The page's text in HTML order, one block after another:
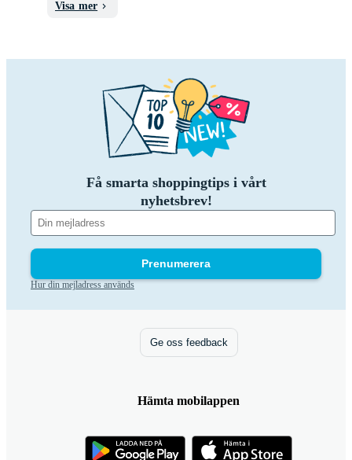
Visa mer
Få smarta shoppingtips i vårt
nyhetsbrev!
Prenumerera
Hur din mejladress används
Ge oss feedback
Hämta mobilappen